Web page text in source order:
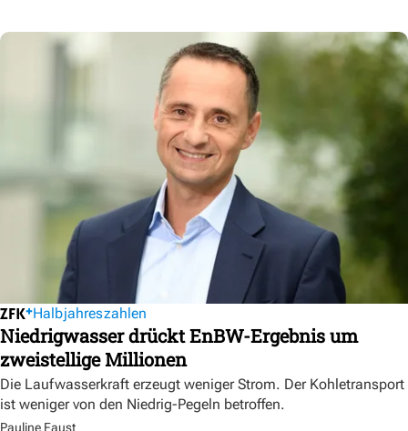
Halbjahreszahlen
Niedrigwasser drückt EnBW-Ergebnis um
zweistellige Millionen
Die Laufwasserkraft erzeugt weniger Strom. Der Kohletransport
ist weniger von den Niedrig-Pegeln betroffen.
Pauline Faust